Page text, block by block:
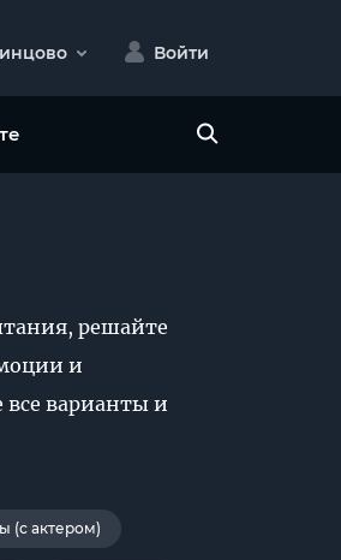
Войти
решайте
и
все варианты и
(с актером)